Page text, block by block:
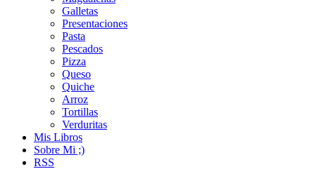
Galletas
Presentaciones
Pasta
Pescados
Pizza
Queso
Quiche
Arroz
Tortillas
Verduritas
Mis Libros
Sobre Mi ;)
RSS